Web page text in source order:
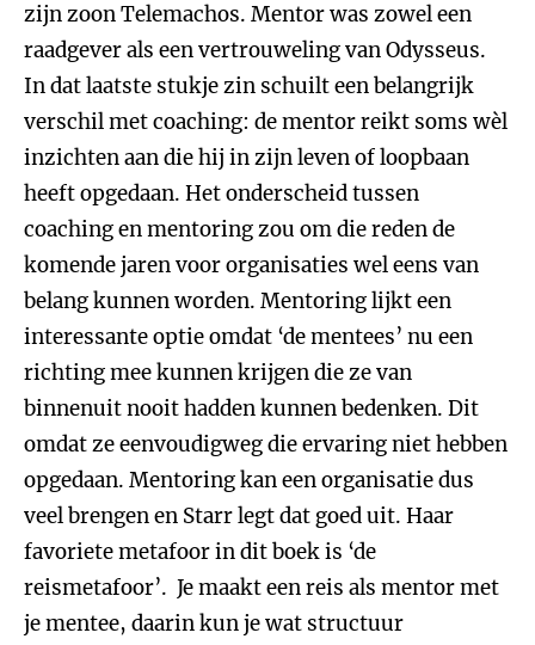
zijn zoon Telemachos. Mentor was zowel een
raadgever als een vertrouweling van Odysseus.
In dat laatste stukje zin schuilt een belangrijk
verschil met coaching: de mentor reikt soms wèl
inzichten aan die hij in zijn leven of loopbaan
heeft opgedaan. Het onderscheid tussen
coaching en mentoring zou om die reden de
komende jaren voor organisaties wel eens van
belang kunnen worden. Mentoring lijkt een
interessante optie omdat ‘de mentees’ nu een
richting mee kunnen krijgen die ze van
binnenuit nooit hadden kunnen bedenken. Dit
omdat ze eenvoudigweg die ervaring niet hebben
opgedaan. Mentoring kan een organisatie dus
veel brengen en Starr legt dat goed uit. Haar
favoriete metafoor in dit boek is ‘de
reismetafoor’. Je maakt een reis als mentor met
je mentee, daarin kun je wat structuur